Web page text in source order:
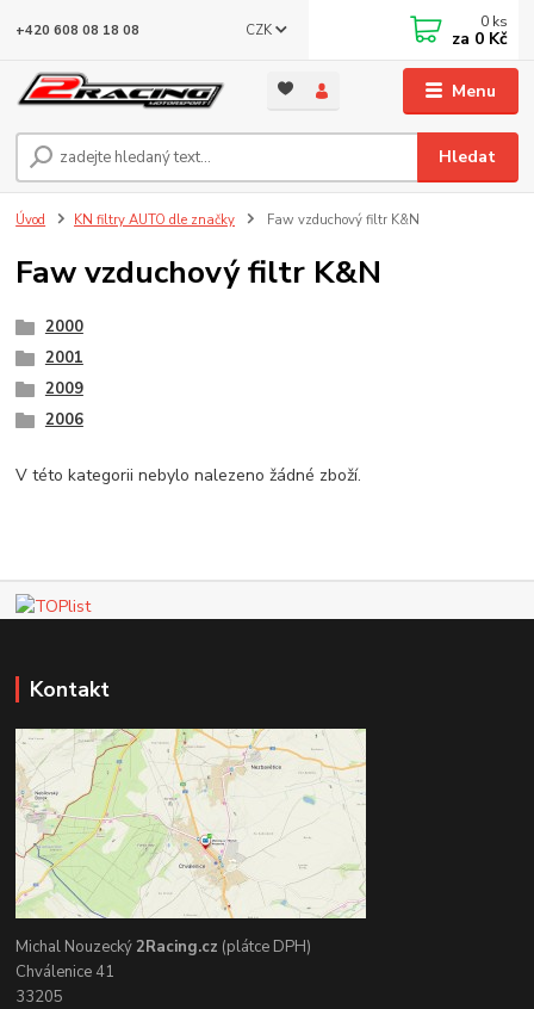
Menu
CZK
Hledat
+420 608 08 18 08 0 ks
za 0 Kč
Úvod KN filtry AUTO dle značky Faw vzduchový filtr K&N
Faw vzduchový filtr K&N
2000
2001
2009
2006
V této kategorii nebylo nalezeno žádné zboží.
Kontakt
Michal Nouzecký2Racing.cz (plátce DPH)
Chválenice 41
33205